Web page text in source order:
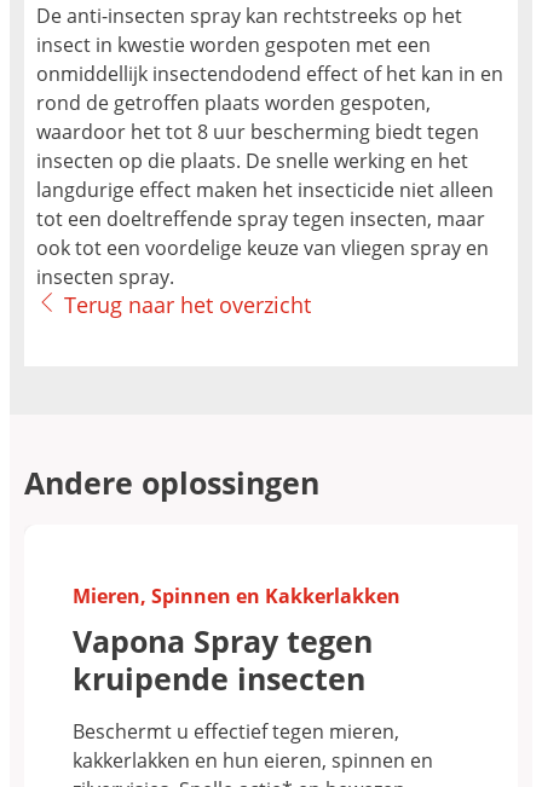
De anti-insecten spray kan rechtstreeks op het
insect in kwestie worden gespoten met een
onmiddellijk insectendodend effect of het kan in en
rond de getroffen plaats worden gespoten,
waardoor het tot 8 uur bescherming biedt tegen
insecten op die plaats. De snelle werking en het
langdurige effect maken het insecticide niet alleen
tot een doeltreffende spray tegen insecten, maar
ook tot een voordelige keuze van vliegen spray en
insecten spray.
Terug naar het overzicht
Andere oplossingen
Mieren, Spinnen en Kakkerlakken
Vapona Spray tegen
kruipende insecten
Beschermt u effectief tegen mieren,
kakkerlakken en hun eieren, spinnen en